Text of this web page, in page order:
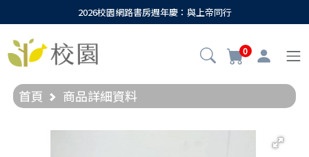
2026校園網路書房週年慶：與上帝同行
0
首頁 商品詳細資料